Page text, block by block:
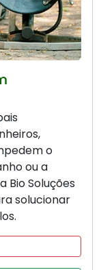
o
ou a
Bio Soluções
solucionar